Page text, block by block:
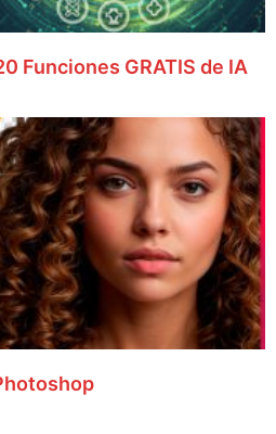
IMAGENES con IA ⭐ 10:13
para Generar Imágenes con IA
9:50
Funciones GRATIS de IA